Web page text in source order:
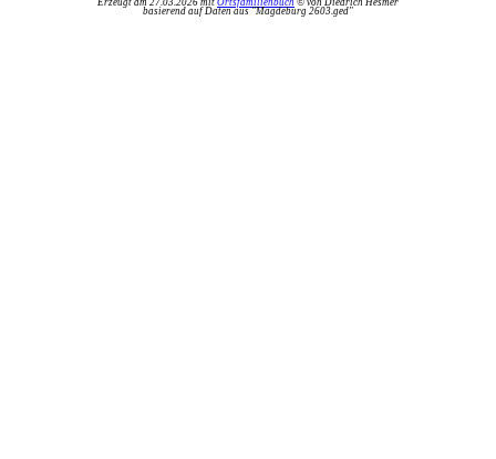
Erzeugt am 27.03.2026 mit Ortsfamilienbuch © von Diedrich Hesmer
basierend auf Daten aus "Magdeburg 2603.ged"